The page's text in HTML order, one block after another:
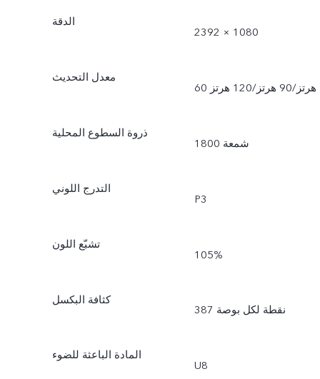
الدقة
2392 × 1080
معدل التحديث
60 هرتز/90 هرتز/120 هرتز
ذروة السطوع المحلية
1800 شمعة
التدرج اللوني
P3
تشبّع اللون
105%
كثافة البكسل
387 نقطة لكل بوصة
المادة الباعثة للضوء
U8